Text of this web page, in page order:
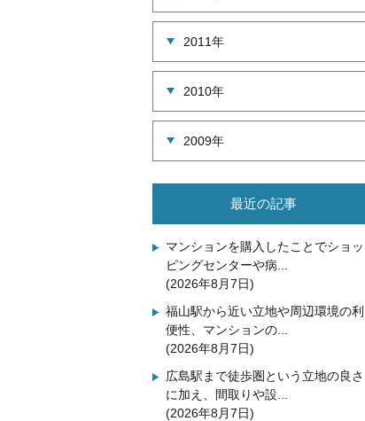
2011年
2010年
2009年
最近の記事
マンションを購入したことでショッ
ピングセンターや病...
(2026年8月7日)
福山駅から近い立地や周辺環境の利
便性、マンションの...
(2026年8月7日)
広島駅まで徒歩圏という立地の良さ
に加え、間取りや設...
(2026年8月7日)